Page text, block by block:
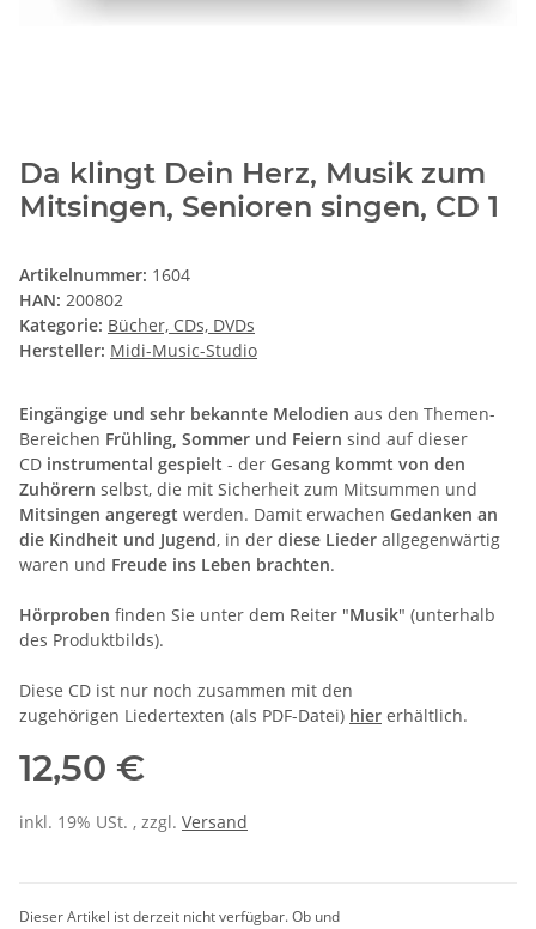
Da klingt Dein Herz, Musik zum
Mitsingen, Senioren singen, CD 1
Artikelnummer: 1604
HAN: 200802
Kategorie: Bücher, CDs, DVDs
Hersteller: Midi-Music-Studio
Eingängige und sehr bekannte Melodien aus den Themen-
Bereichen Frühling, Sommer und Feiern sind auf dieser
CD instrumental gespielt - der Gesang kommt von den
Zuhörern selbst, die mit Sicherheit zum Mitsummen und
Mitsingen angeregt werden. Damit erwachen Gedanken an
die Kindheit und Jugend, in der diese Lieder allgegenwärtig
waren und Freude ins Leben brachten.
Hörproben finden Sie unter dem Reiter "Musik" (unterhalb
des Produktbilds).
Diese CD ist nur noch zusammen mit den
zugehörigen Liedertexten (als PDF-Datei) hier erhältlich.
12,50 €
inkl. 19% USt. , zzgl. Versand
Dieser Artikel ist derzeit nicht verfügbar. Ob und